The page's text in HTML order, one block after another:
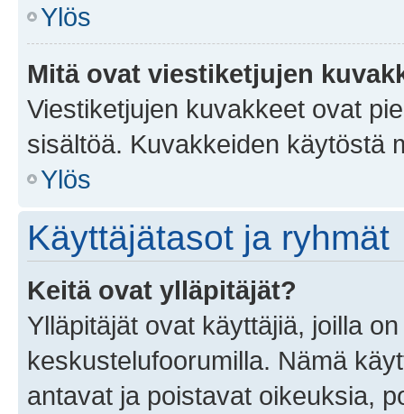
Ylös
Mitä ovat viestiketjujen
Viestiketjujen kuvakkeet ovat
sisältöä. Kuvakkeiden käytöstä
Ylös
Käyttäjätasot ja ryhmät
Keitä ovat ylläpitäjät?
Ylläpitäjät ovat käyttäjiä, joilla
keskustelufoorumilla. Nämä
antavat ja poistavat oikeuksia,